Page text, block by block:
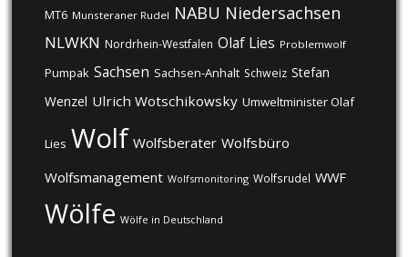
MT6 Munsteraner Rudel NABU Niedersachsen
NLWKN Nordrhein-Westfalen Olaf Lies Problemwolf
Pumpak Sachsen Sachsen-Anhalt Schweiz Stefan
Wenzel Ulrich Wotschikowsky Umweltminister Olaf
Lies Wolf Wolfsberater Wolfsbüro
Wolfsmanagement Wolfsmonitoring Wolfsrudel WWF
Wölfe Wölfe in Deutschland